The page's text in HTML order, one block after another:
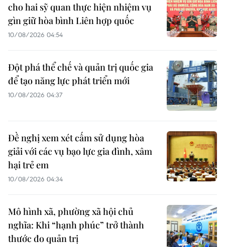
cho hai sỹ quan thực hiện nhiệm vụ
gìn giữ hòa bình Liên hợp quốc
10/08/2026 04:54
Đột phá thể chế và quản trị quốc gia
để tạo năng lực phát triển mới
10/08/2026 04:37
Đề nghị xem xét cấm sử dụng hòa
giải với các vụ bạo lực gia đình, xâm
hại trẻ em
10/08/2026 04:34
Mô hình xã, phường xã hội chủ
nghĩa: Khi “hạnh phúc” trở thành
thước đo quản trị